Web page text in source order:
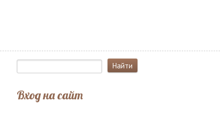
Вход на сайт